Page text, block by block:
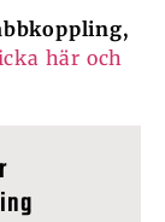
här och